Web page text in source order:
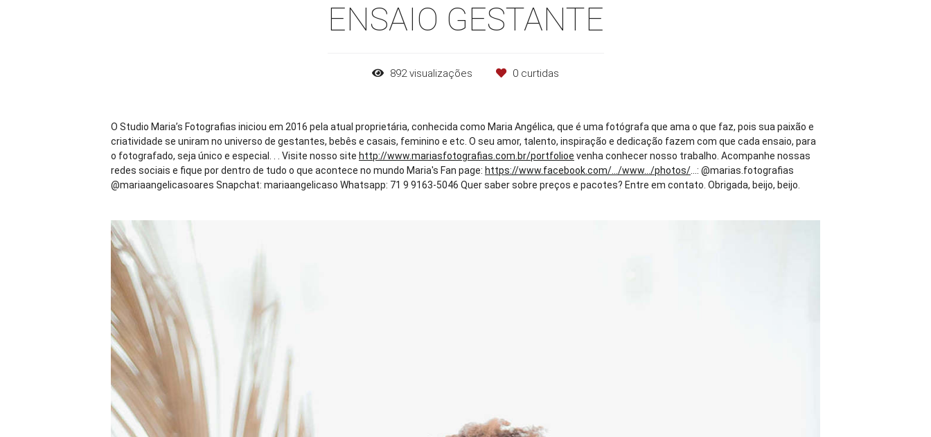
ENSAIO GESTANTE
892visualizações 0 curtidas
O Studio Maria’s Fotografias iniciou em 2016 pela atual proprietária, conhecida como Maria Angélica, que é uma fotógrafa que ama o que faz, pois sua paixão e
criatividade se uniram no universo de gestantes, bebês e casais, feminino e etc. O seu amor, talento, inspiração e dedicação fazem com que cada ensaio, para
o fotografado, seja único e especial. . . Visite nosso site http://www.mariasfotografias.com.br/portfolioe venha conhecer nosso trabalho. Acompanhe nossas
redes sociais e fique por dentro de tudo o que acontece no mundo Maria's Fan page: https://www.facebook.com/.../www.../photos/ ...: @marias.fotografias
@mariaangelicasoares Snapchat: mariaangelicaso Whatsapp: 71 9 9163-5046 Quer saber sobre preços e pacotes? Entre em contato. Obrigada, beijo, beijo.